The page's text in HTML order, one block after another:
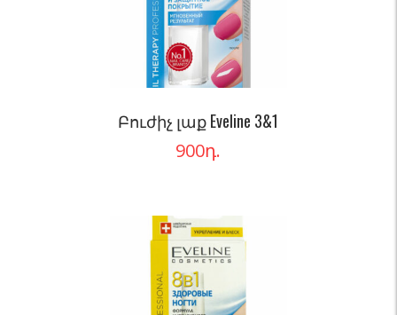
Բուժիչ լաք Eveline 3&1
900դ.